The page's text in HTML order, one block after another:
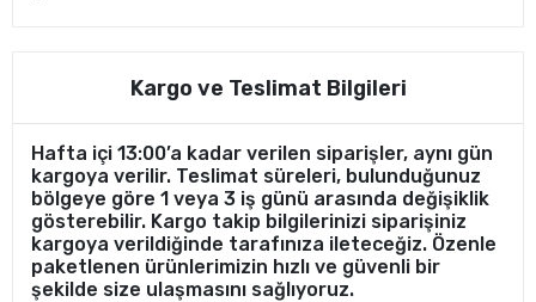
Kargo ve Teslimat Bilgileri
Hafta içi 13:00’a kadar verilen siparişler, aynı gün
kargoya verilir. Teslimat süreleri, bulunduğunuz
bölgeye göre 1 veya 3 iş günü arasında değişiklik
gösterebilir. Kargo takip bilgilerinizi siparişiniz
kargoya verildiğinde tarafınıza ileteceğiz. Özenle
paketlenen ürünlerimizin hızlı ve güvenli bir
şekilde size ulaşmasını sağlıyoruz.